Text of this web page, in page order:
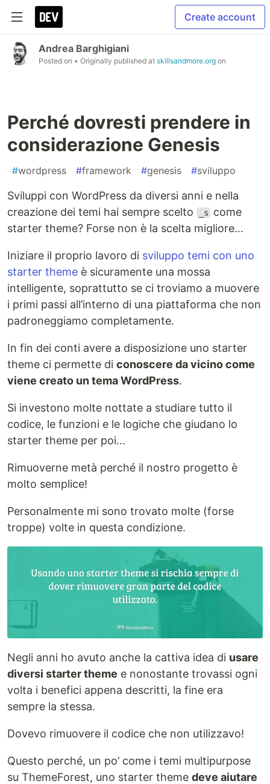
Create account
Andrea Barghigiani
Posted on • Originally published at skillsandmore.org on
Perché dovresti prendere in
considerazione Genesis
#wordpress #framework #genesis #sviluppo
Sviluppi con WordPress da diversi anni e nella
creazione dei temi hai sempre scelto
_s
come
starter theme? Forse non è la scelta migliore…
Iniziare il proprio lavoro di sviluppo temi con uno
starter theme è sicuramente una mossa
intelligente, soprattutto se ci troviamo a muovere
i primi passi all’interno di una piattaforma che non
padroneggiamo completamente.
In fin dei conti avere a disposizione uno starter
theme ci permette di conoscere da vicino come
viene creato un tema WordPress.
Si investono molte nottate a studiare tutto il
codice, le funzioni e le logiche che giudano lo
starter theme per poi…
Rimuoverne metà perché il nostro progetto è
molto semplice!
Personalmente mi sono trovato molte (forse
troppe) volte in questa condizione.
Negli anni ho avuto anche la cattiva idea di usare
diversi starter theme e nonostante trovassi ogni
volta i benefici appena descritti, la fine era
sempre la stessa.
Dovevo rimuovere il codice che non utilizzavo!
Questo perché, un po’ come i temi multipurpose
su ThemeForest, uno starter theme deve aiutare